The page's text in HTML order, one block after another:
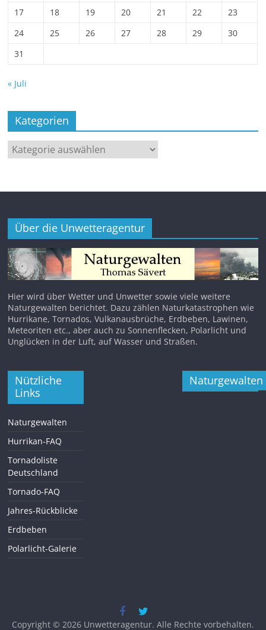
17
18 19 20 21 22
23
24
25 26 27 28 29
30
31
« Juli
Kategorien
Kategorien
Über die Unwetteragentur
Hier wird über Wetter und Unwetter sowie viele weitere
Naturgewalten berichtet. Dazu zählen Naturkatastrophen wie
Hurrikane, Tornados, Vulkanausbrüche, Erdbeben, Lawinen,
Meteoriten etc., aber auch zu Sonnenflecken, Polarlicht und
Unglücken in der Luft, auf Wasser und Straßen.
Nützliche
Links
Naturgewalten
Hurrikan-FAQ
Tornadoliste
Deutschland
Tornado-FAQ
Jahres-Rückblicke
Erdbeben
Polarlicht-Galerie
Naturgewalten
Copyright © 2026 Unwetteragentur. Alle Rechte vorbehalten.